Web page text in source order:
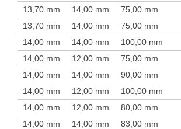
13,70 mm
14,00 mm 75,00 mm
13,70 mm
14,00 mm 75,00 mm
14,00 mm
14,00 mm 100,00 mm
14,00 mm
12,00 mm 75,00 mm
14,00 mm
14,00 mm 90,00 mm
14,00 mm
12,00 mm 100,00 mm
14,00 mm
12,00 mm 80,00 mm
14,00 mm
14,00 mm 83,00 mm